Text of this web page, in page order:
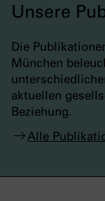
Unsere
Die
München
aktuellen
Beziehung.
Alle